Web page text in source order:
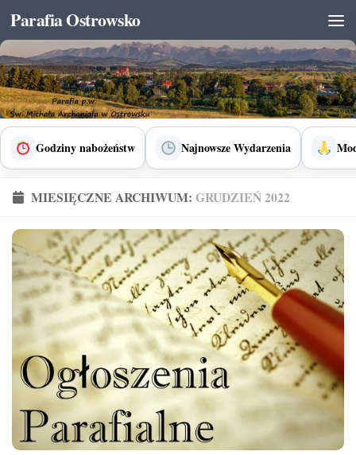
Skip to content
Parafia Ostrowsko
Godziny nabożeństw Najnowsze Wydarzenia
MIESIĘCZNE ARCHIWUM: GRUDZIEŃ 2022